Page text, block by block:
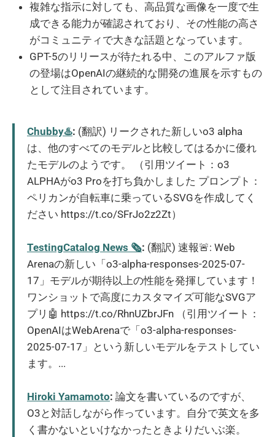
複雑な指示に対しても、高品質な画像を一度で生
成できる能力が確認されており、その性能の高さ
がコミュニティで大きな話題となっています。
GPT-5のリリースが待たれる中、このアルファ版
の登場はOpenAIの継続的な開発の進展を示すもの
として注目されています。
Chubby♨️: (翻訳) リークされた新しいo3 alpha
は、他のすべてのモデルと比較してはるかに優れ
たモデルのようです。 （引用ツイート：o3
ALPHAがo3 Proを打ち負かしました プロンプト：
ペリカンが自転車に乗っているSVGを作成してく
ださい https://t.co/SFrJo2z2Zt）
TestingCatalog News 🗞: (翻訳) 速報🚨: Web
Arenaの新しい「o3-alpha-responses-2025-07-
17」モデルが期待以上の性能を発揮しています！
ワンショットで高度にカスタマイズ可能なSVGア
プリ🤖 https://t.co/RhnUZbrJFn （引用ツイート：
OpenAIはWebArenaで「o3-alpha-responses-
2025-07-17」という新しいモデルをテストしてい
ます。...
Hiroki Yamamoto: 論文を書いているのですが、
O3と対話しながら作っています。自分で英文を多
く書かないといけなかったときよりだいぶ楽。